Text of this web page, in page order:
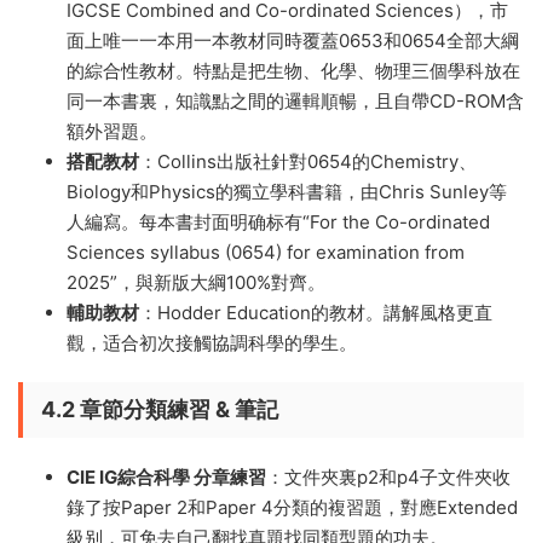
IGCSE Combined and Co-ordinated Sciences），市
面上唯一一本用一本教材同時覆蓋0653和0654全部大綱
的綜合性教材。特點是把生物、化學、物理三個學科放在
同一本書裏，知識點之間的邏輯順暢，且自帶CD-ROM含
額外習題。
搭配教材：Collins出版社針對0654的Chemistry、
Biology和Physics的獨立學科書籍，由Chris Sunley等
人編寫。每本書封面明确标有“For the Co-ordinated
Sciences syllabus (0654) for examination from
2025”，與新版大綱100%對齊。
輔助教材：Hodder Education的教材。講解風格更直
觀，适合初次接觸協調科學的學生。
4.2 章節分類練習 & 筆記
CIE IG綜合科學 分章練習 ：文件夾裏p2和p4子文件夾收
錄了按Paper 2和Paper 4分類的複習題，對應Extended
級别，可免去自己翻找真題找同類型題的功夫。